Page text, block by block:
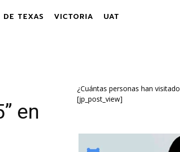
DE TEXAS VICTORIA UAT
en
¿Cuántas personas han
[jp_post_view]